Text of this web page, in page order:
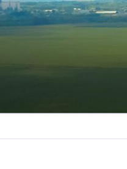
Перейти
к
содержимому